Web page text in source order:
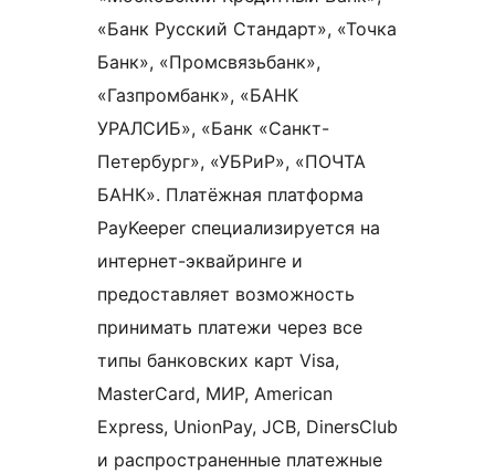
«Банк Русский Стандарт», «Точка
Банк», «Промсвязьбанк»,
«Газпромбанк», «БАНК
УРАЛСИБ», «Банк «Санкт-
Петербург», «УБРиР», «ПОЧТА
БАНК». Платёжная платформа
PayKeeper специализируется на
интернет-эквайринге и
предоставляет возможность
принимать платежи через все
типы банковских карт Visa,
MasterCard, МИР, American
Express, UnionPay, JCB, DinersClub
и распространенные платежные